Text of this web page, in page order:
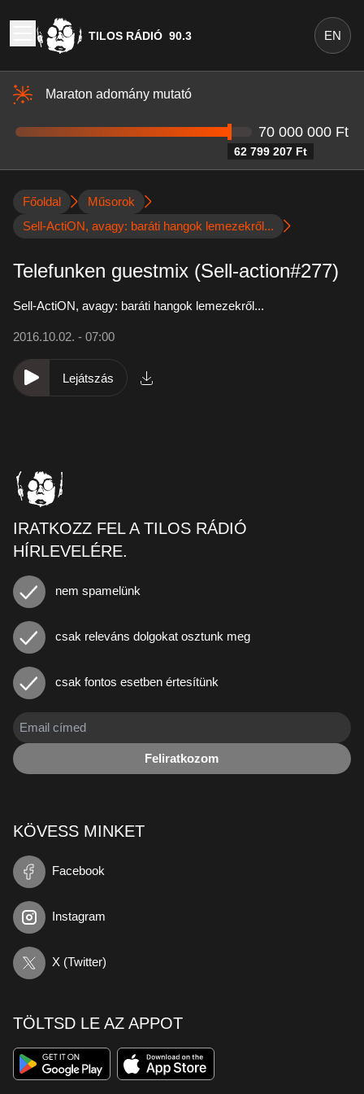
TILOS RÁDIÓ 90.3 EN
Maraton adomány mutató
62 799 207 Ft
70 000 000 Ft
Főoldal
Műsorok
Sell-ActiON, avagy: baráti hangok lemezekről...
Telefunken guestmix (Sell-action#277)
Sell-ActiON, avagy: baráti hangok lemezekről...
2016.10.02. - 07:00
Lejátszás
IRATKOZZ FEL A TILOS RÁDIÓ
HÍRLEVELÉRE.
nem spamelünk
csak releváns dolgokat osztunk meg
csak fontos esetben értesítünk
Feliratkozom
KÖVESS MINKET
Facebook
Instagram
X (Twitter)
TÖLTSD LE AZ APPOT